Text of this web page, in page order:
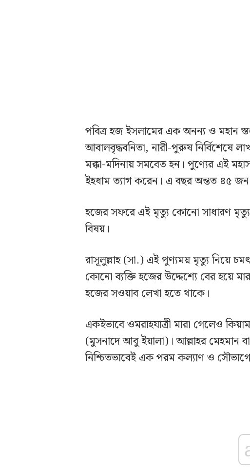
পবিত্র হজ ইসলামের এক অনন্য ও মহান
আবালবৃদ্ধবনিতা, নারী-পুরুষ নির্বিশেষে
মক্কা-মদিনায় সমবেত হন। পুণ্যের এই
ইহধাম ত্যাগ করেন। এ বছর অন্তত ৪৫ জন
হজের সফরে এই মৃত্যু কোনো সাধারণ মৃত্যু
বিষয়।
রাসূলুল্লাহ (সা.) এই পুণ্যময় মৃত্যু নিয়ে
কোনো ব্যক্তি হজের উদ্দেশ্যে বের হয়ে
হজের সওয়াব লেখা হতে থাকে।
একইভাবে ওমরাহযাত্রী মারা গেলেও
(মুসনাদে আবু ইয়ালা)। আল্লাহর মেহমান
নিশ্চিতভাবেই এক পরম কল্যাণ ও